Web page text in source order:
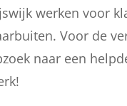
werken voor
Voor de
naar een